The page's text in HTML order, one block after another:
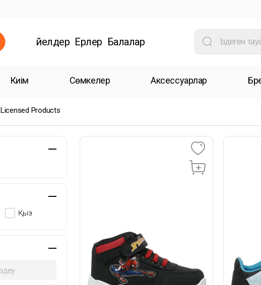
Әйелдер Ерлер Балалар
Киім Сөмкелер Аксессуарлар
Licensed Products
Қыз